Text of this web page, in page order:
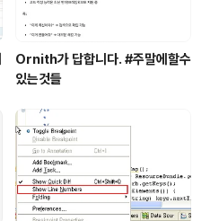
Ornith가 답합니다. #주말에할수
있는것들